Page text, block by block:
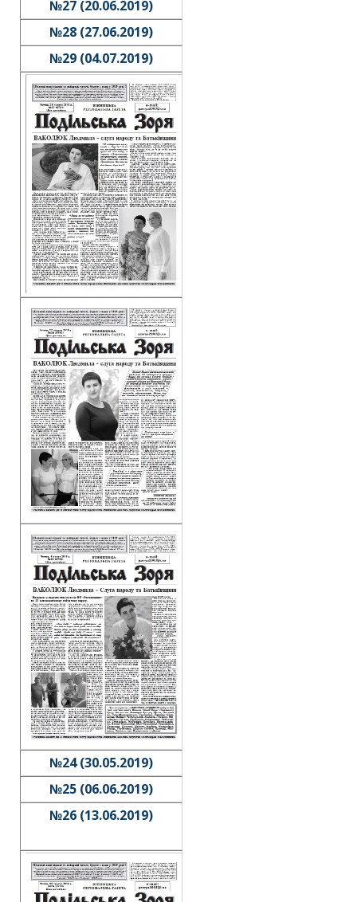
№27 (20.06.2019)
№28 (27.06.2019)
№29 (04.07.2019)
№24 (30.05.2019)
№25 (06.06.2019)
№26 (13.06.2019)